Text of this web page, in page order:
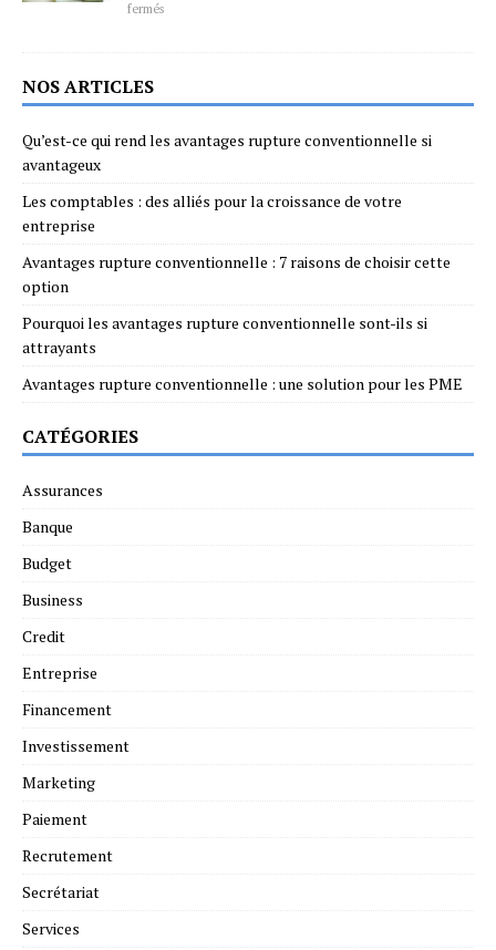
fermés
NOS ARTICLES
Qu’est-ce qui rend les avantages rupture conventionnelle si
avantageux
Les comptables : des alliés pour la croissance de votre
entreprise
Avantages rupture conventionnelle : 7 raisons de choisir cette
option
Pourquoi les avantages rupture conventionnelle sont-ils si
attrayants
Avantages rupture conventionnelle : une solution pour les PME
CATÉGORIES
Assurances
Banque
Budget
Business
Credit
Entreprise
Financement
Investissement
Marketing
Paiement
Recrutement
Secrétariat
Services